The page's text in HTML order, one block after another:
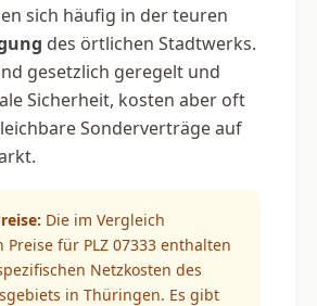
sich häufig in der teuren
des örtlichen Stadtwerks.
gesetzlich geregelt und
Sicherheit, kosten aber oft
Sonderverträge auf
Die im Vergleich
Preise für PLZ 07333 enthalten
Netzkosten des
in Thüringen. Es gibt